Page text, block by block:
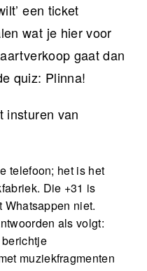
een ticket
wat je hier voor
gaat dan
quiz: Plinna!
insturen van
telefoon; het is het
Die +31 is
Whatsappen niet.
als volgt:
muziekfragmenten